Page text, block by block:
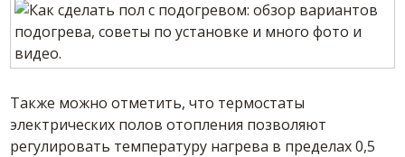
Также можно отметить, что термостаты
электрических полов отопления позволяют
регулировать температуру нагрева в пределах 0,5